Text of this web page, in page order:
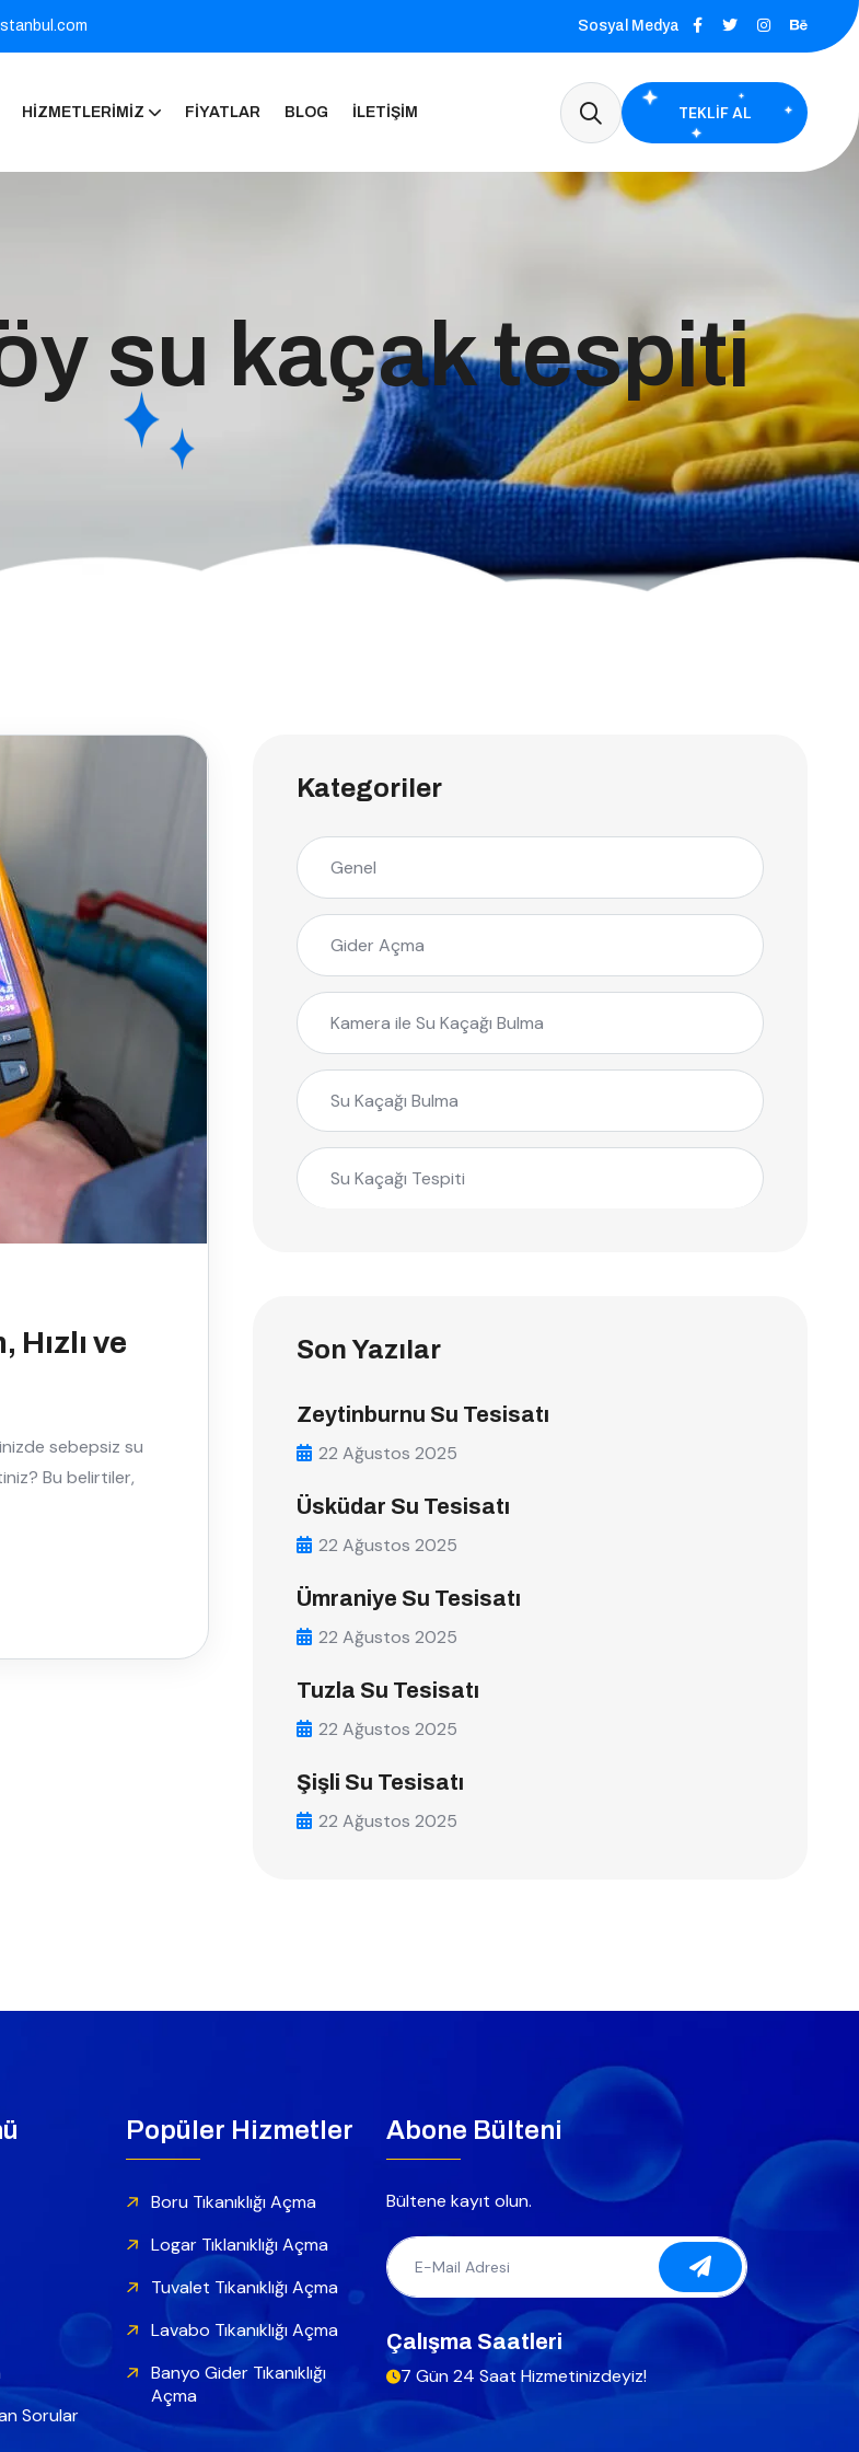
Sosyal Medya
HIZMETLERIMIZ FIYATLAR BLOG İLETIŞIM TEKLIF AL
su kaçak tespiti
Hızlı ve
sebepsiz su
Bu belirtiler,
Kategoriler
Genel
Gider Açma
Kamera ile Su Kaçağı Bulma
Su Kaçağı Bulma
Su Kaçağı Tespiti
Son Yazılar
Zeytinburnu Su Tesisatı
22 Ağustos 2025
Üsküdar Su Tesisatı
22 Ağustos 2025
Ümraniye Su Tesisatı
22 Ağustos 2025
Tuzla Su Tesisatı
22 Ağustos 2025
Şişli Su Tesisatı
22 Ağustos 2025
Sorular
Popüler Hizmetler
Boru Tıkanıklığı Açma
Logar Tıklanıklığı Açma
Tuvalet Tıkanıklığı Açma
Lavabo Tıkanıklığı Açma
Banyo Gider Tıkanıklığı
Açma
Abone Bülteni
Bültene kayıt olun.
Çalışma Saatleri
7 Gün 24 Saat Hizmetinizdeyiz!